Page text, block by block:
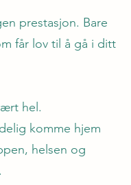
prestasjon. Bare
får lov til å gå i ditt
hel.
komme hjem
helsen og